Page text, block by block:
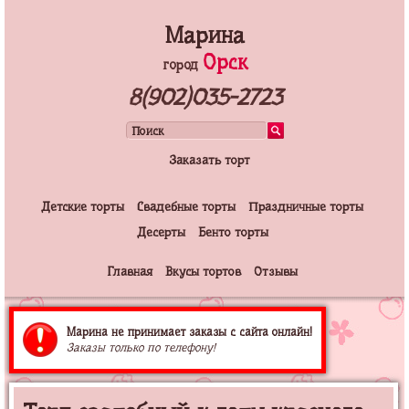
Марина
город Орск
8(902)035-2723
Заказать торт
Детские торты Свадебные торты
Праздничные торты
Десерты
Бенто торты
Главная Вкусы тортов Отзывы
Марина не принимает заказы с сайта онлайн!
Заказы только по телефону!